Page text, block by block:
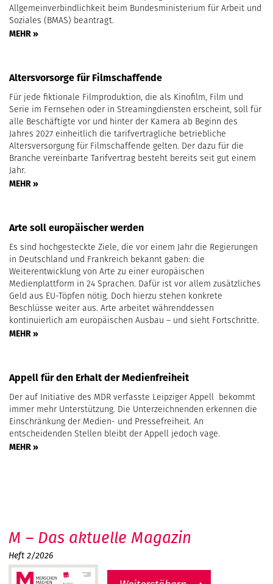
Allgemeinverbindlichkeit beim Bundesministerium für Arbeit und
Soziales (BMAS) beantragt.
MEHR »
Altersvorsorge für Filmschaffende
Für jede fiktionale Filmproduktion, die als Kinofilm, Film und
Serie im Fernsehen oder in Streamingdiensten erscheint, soll für
alle Beschäftigte vor und hinter der Kamera ab Beginn des
Jahres 2027 einheitlich die tarifvertragliche betriebliche
Altersversorgung für Filmschaffende gelten. Der dazu für die
Branche vereinbarte Tarifvertrag besteht bereits seit gut einem
Jahr.
MEHR »
Arte soll europäischer werden
Es sind hochgesteckte Ziele, die vor einem Jahr die Regierungen
in Deutschland und Frankreich bekannt gaben: die
Weiterentwicklung von Arte zu einer europäischen
Medienplattform in 24 Sprachen. Dafür ist vor allem zusätzliches
Geld aus EU-Töpfen nötig. Doch hierzu stehen konkrete
Beschlüsse weiter aus. Arte arbeitet währenddessen
kontinuierlich am europäischen Ausbau – und sieht Fortschritte.
MEHR »
Appell für den Erhalt der Medienfreiheit
Der auf Initiative des MDR verfasste Leipziger Appell bekommt
immer mehr Unterstützung. Die Unterzeichnenden erkennen die
Einschränkung der Medien- und Pressefreiheit. An
entscheidenden Stellen bleibt der Appell jedoch vage.
MEHR »
M – Das aktuelle Magazin
Heft 2/2026